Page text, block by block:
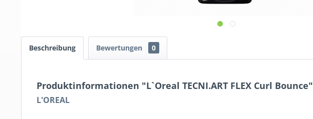
Beschreibung Bewertungen 0
Produktinformationen "L`Oreal TECNI.ART FLEX Curl Bounce"
L'OREAL